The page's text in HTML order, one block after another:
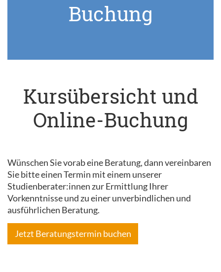
Buchung
Kursübersicht und
Online-Buchung
Wünschen Sie vorab eine Beratung, dann vereinbaren
Sie bitte einen Termin mit einem unserer
Studienberater:innen zur Ermittlung Ihrer
Vorkenntnisse und zu einer unverbindlichen und
ausführlichen Beratung.
Jetzt Beratungstermin buchen